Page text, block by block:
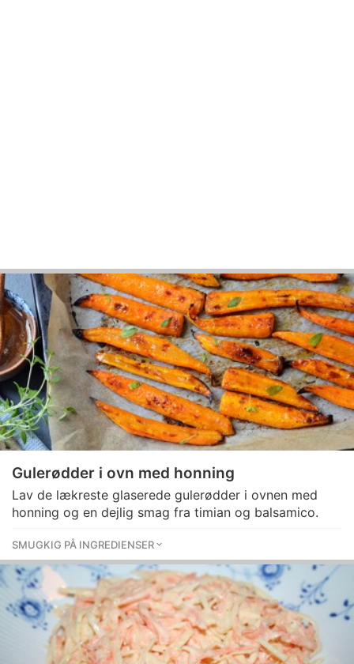
Gulerødder i ovn med honning
Lav de lækreste glaserede gulerødder i ovnen med
honning og en dejlig smag fra timian og balsamico.
SMUGKIG PÅ INGREDIENSER